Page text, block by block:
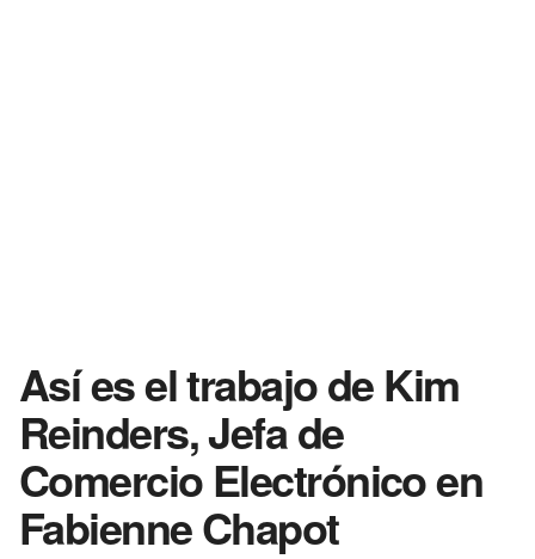
Así es el trabajo de Kim
Reinders, Jefa de
Comercio Electrónico en
Fabienne Chapot